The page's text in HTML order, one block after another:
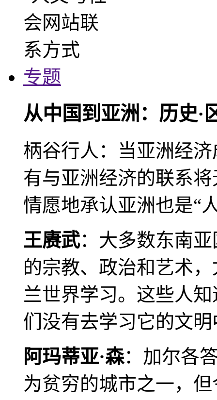
专题
从中国到亚洲：历史·
柄谷行人：当亚洲经
有与亚洲经济的联系
情愿地承认亚洲也是“
王赓武：大多数东南
的宗教、政治和艺术
兰世界学习。这些人
们没有去学习它的文
阿玛蒂亚·森：加尔各
为贫穷的城市之一，